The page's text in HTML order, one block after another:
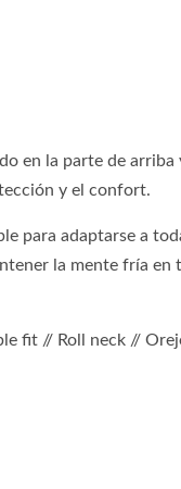
en la parte de
y el confort.
para adaptarse a
la mente fría
fit // Roll neck //